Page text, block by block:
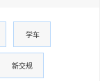
学车
新交规